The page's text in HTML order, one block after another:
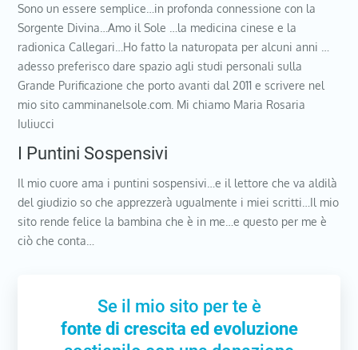
Sono un essere semplice…in profonda connessione con la
Sorgente Divina…Amo il Sole …la medicina cinese e la
radionica Callegari…Ho fatto la naturopata per alcuni anni …
adesso preferisco dare spazio agli studi personali sulla
Grande Purificazione che porto avanti dal 2011 e scrivere nel
mio sito camminanelsole.com. Mi chiamo Maria Rosaria
Iuliucci
I Puntini Sospensivi
Il mio cuore ama i puntini sospensivi…e il lettore che va aldilà
del giudizio so che apprezzerà ugualmente i miei scritti…Il mio
sito rende felice la bambina che è in me…e questo per me è
ciò che conta…
Se il mio sito per te è
fonte di crescita ed evoluzione